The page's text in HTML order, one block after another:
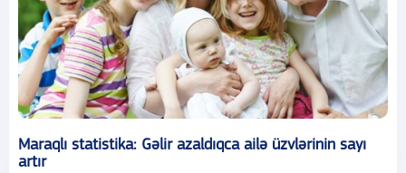
Maraqlı statistika: Gəlir azaldıqca ailə üzvlərinin sayı
artır